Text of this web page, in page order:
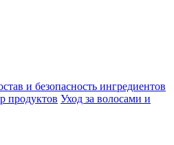
и безопасность ингредиентов
продуктов Уход за волосами и